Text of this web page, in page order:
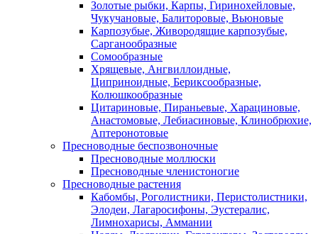
Золотые рыбки, Карпы, Гиринохейловые,
Чукучановые, Балиторовые, Вьюновые
Карпозубые, Живородящие карпозубые,
Сарганообразные
Сомообразные
Хрящевые, Ангвиллоидные,
Циприноидные, Бериксообразные,
Колюшкообразные
Цитариновые, Пираньевые, Харациновые,
Анастомовые, Лебиасиновые, Клинобрюхие,
Аптеронотовые
Пресноводные беспозвоночные
Пресноводные моллюски
Пресноводные членистоногие
Пресноводные растения
Кабомбы, Роголистники, Перистолистники,
Элодеи, Лагаросифоны, Эустералис,
Лимнохарисы, Аммании